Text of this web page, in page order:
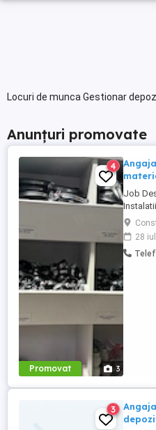
Locuri de munca Gestionar
Anunțuri promovate
Promovat 3
4
Job
si
noastre
Daca
28
3